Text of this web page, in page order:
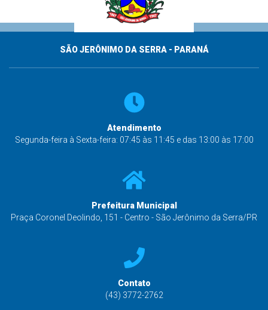
SÃO JERÔNIMO DA SERRA - PARANÁ
Atendimento
Segunda-feira à Sexta-feira: 07:45 às 11:45 e das 13:00 às 17:00
Prefeitura Municipal
Praça Coronel Deolindo, 151 - Centro - São Jerônimo da Serra/PR
Contato
(43) 3772-2762